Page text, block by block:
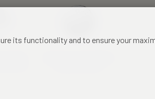
its functionality and to ensure your